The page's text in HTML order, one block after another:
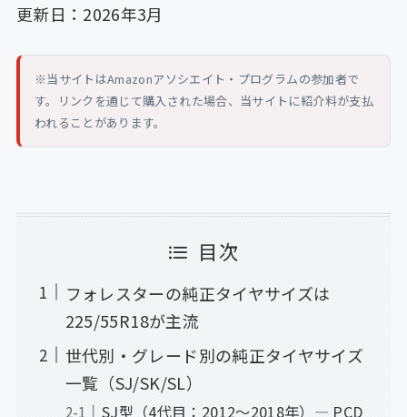
更新日：2026年3月
※当サイトはAmazonアソシエイト・プログラムの参加者で
す。リンクを通じて購入された場合、当サイトに紹介料が支払
われることがあります。
目次
フォレスターの純正タイヤサイズは
225/55R18が主流
世代別・グレード別の純正タイヤサイズ
一覧（SJ/SK/SL）
SJ型（4代目：2012〜2018年）— PCD